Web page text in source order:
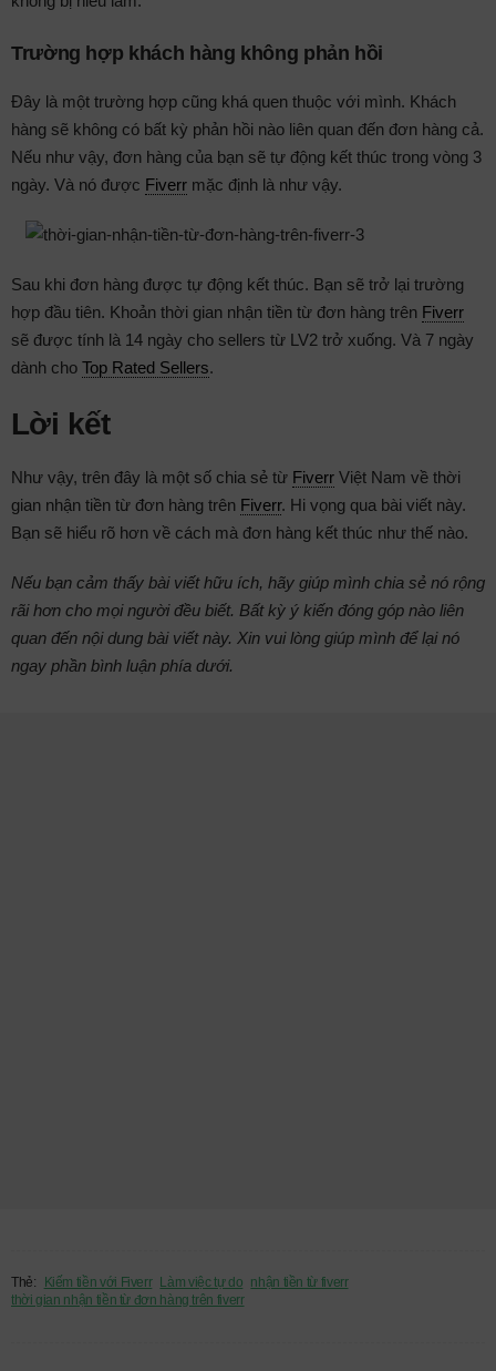
Trường hợp khách hàng không phản hồi
Đây là một trường hợp cũng khá quen thuộc với mình. Khách
hàng sẽ không có bất kỳ phản hồi nào liên quan đến đơn hàng cả.
Nếu như vậy, đơn hàng của bạn sẽ tự động kết thúc trong vòng 3
ngày. Và nó được Fiverr mặc định là như vậy.
Sau khi đơn hàng được tự động kết thúc. Bạn sẽ trở lại trường
hợp đầu tiên. Khoản thời gian nhận tiền từ đơn hàng trên Fiverr
sẽ được tính là 14 ngày cho sellers từ LV2 trở xuống. Và 7 ngày
dành cho Top Rated Sellers.
Lời kết
Như vậy, trên đây là một số chia sẻ từ Fiverr Việt Nam về thời
gian nhận tiền từ đơn hàng trên Fiverr. Hi vọng qua bài viết này.
Bạn sẽ hiểu rõ hơn về cách mà đơn hàng kết thúc như thế nào.
Nếu bạn cảm thấy bài viết hữu ích, hãy giúp mình chia sẻ nó rộng
rãi hơn cho mọi người đều biết. Bất kỳ ý kiến đóng góp nào liên
quan đến nội dung bài viết này. Xin vui lòng giúp mình để lại nó
ngay phần bình luận phía dưới.
Thẻ: Kiếm tiền với Fiverr Làm việc tự do nhận tiền từ fiverr
thời gian nhận tiền từ đơn hàng trên fiverr